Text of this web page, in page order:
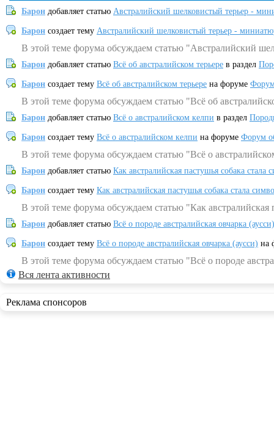
Барон добавляет статью Австралийский шелковистый терьер -
Барон создает тему Австралийский шелковистый терьер -
В этой теме форума обсуждаем статью "Австралийский
Барон добавляет статью Всё об австралийском терьере в раздел
Барон создает тему Всё об австралийском терьере на форуме
В этой теме форума обсуждаем статью "Всё об
Барон добавляет статью Всё о австралийском келпи в раздел
Барон создает тему Всё о австралийском келпи на форуме Форум
В этой теме форума обсуждаем статью "Всё о
Барон добавляет статью Как австралийская пастушья собака
Барон создает тему Как австралийская пастушья собака стала
В этой теме форума обсуждаем статью "Как
Барон добавляет статью Всё о породе австралийская овчарка (аусси)
Барон создает тему Всё о породе австралийская овчарка (аусси) на
В этой теме форума обсуждаем статью "Всё о породе
Вся лента активности
Реклама спонсоров